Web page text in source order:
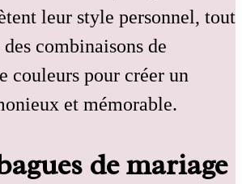
leur style personnel, tout
combinaisons de
couleurs pour créer un
et mémorable.
de mariage